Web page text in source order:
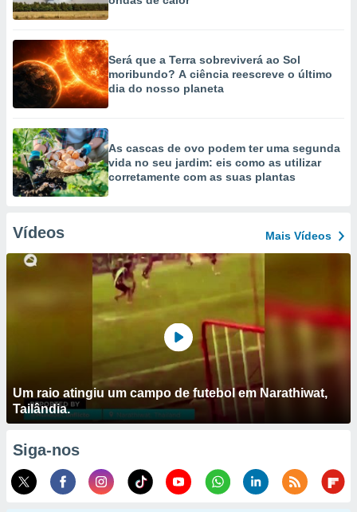
Será que a Terra sobreviverá ao Sol
moribundo? A ciência reescreve o último
dia do nosso planeta
As cascas de ovo podem ter uma segunda
vida no seu jardim: eis como as utilizar
corretamente com as suas plantas
Vídeos Mais Vídeos
Um raio atingiu um campo de futebol em Narathiwat,
Tailândia.
Siga-nos